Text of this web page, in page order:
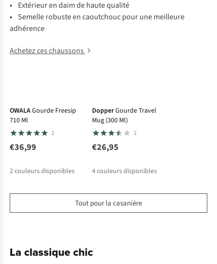
• Extérieur en daim de haute qualité
• Semelle robuste en caoutchouc pour une meilleure
adhérence
Achetez ces chaussons
OWALAGourde Freesip
710 Ml
2
€36,99
2couleurs disponibles
DopperGourde Travel
Mug (300 Ml)
2
€26,95
4couleurs disponibles
Tout pour la casanière
La classique chic